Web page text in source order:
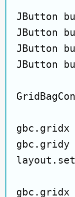
JButton
JButton
JButton
JButton
gbc.gridx
gbc.gridy
gbc.gridx